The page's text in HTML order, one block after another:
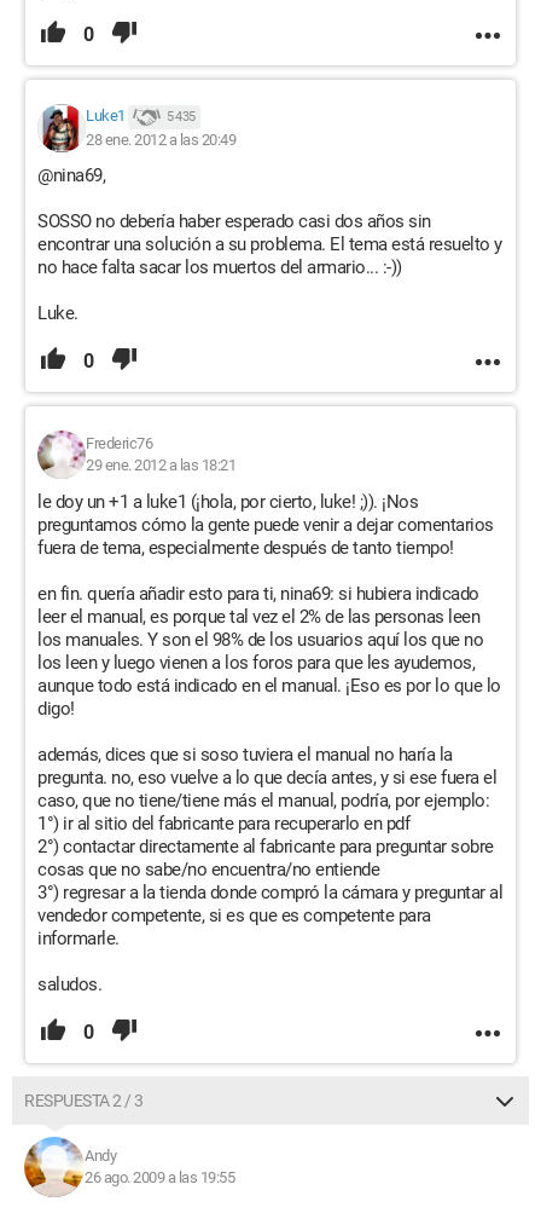
0
Luke1 5 435
28 ene. 2012 a las 20:49
@nina69,
SOSSO no debería haber esperado casi dos años sin
encontrar una solución a su problema. El tema está resuelto y
no hace falta sacar los muertos del armario... :-))
Luke.
0
Frederic76
29 ene. 2012 a las 18:21
le doy un +1 a luke1 (¡hola, por cierto, luke! ;)). ¡Nos
preguntamos cómo la gente puede venir a dejar comentarios
fuera de tema, especialmente después de tanto tiempo!
en fin. quería añadir esto para ti, nina69: si hubiera indicado
leer el manual, es porque tal vez el 2% de las personas leen
los manuales. Y son el 98% de los usuarios aquí los que no
los leen y luego vienen a los foros para que les ayudemos,
aunque todo está indicado en el manual. ¡Eso es por lo que lo
digo!
además, dices que si soso tuviera el manual no haría la
pregunta. no, eso vuelve a lo que decía antes, y si ese fuera el
caso, que no tiene/tiene más el manual, podría, por ejemplo:
1°) ir al sitio del fabricante para recuperarlo en pdf
2°) contactar directamente al fabricante para preguntar sobre
cosas que no sabe/no encuentra/no entiende
3°) regresar a la tienda donde compró la cámara y preguntar al
vendedor competente, si es que es competente para
informarle.
saludos.
0
RESPUESTA 2 / 3
Andy
26 ago. 2009 a las 19:55